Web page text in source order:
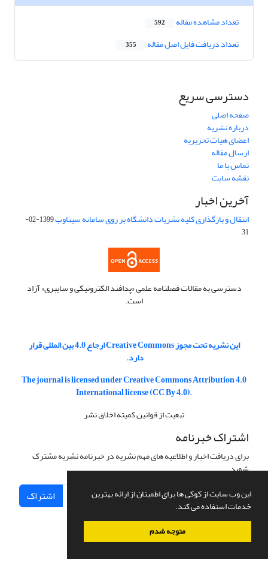
این وب سایت از کوکی ها برای اطمینان از ارائه بهترین
خدمات استفاده می کند.
متوجه شدم
تعداد مشاهده مقاله 592
تعداد دریافت فایل اصل مقاله 355
دسترسی سریع
صفحه اصلی
درباره نشریه
اعضای هیات تحریریه
ارسال مقاله
تماس با ما
نقشه سایت
آخرین اخبار
انتقال و بارگذاری کلیه نشریات دانشگاه بر روی سامانه سیناوب
1399-02-
31
دسترسی به مقالات فصلنامه علمی «پدافند الکترونیکی و سایبری» آزاد
است.
این نشریه تحت مجوز Creative Commons ارجاع 4.0 بین المللی قرار
دارد.
The journal is licensed under Creative Commons Attribution 4.0
International license (CC By 4.0).
تبعیت از قوانین کمیته اخلاق نشر
اشتراک خبرنامه
برای دریافت اخبار و اطلاعیه های مهم نشریه در خبرنامه نشریه مشترک
شوید.
اشتراک